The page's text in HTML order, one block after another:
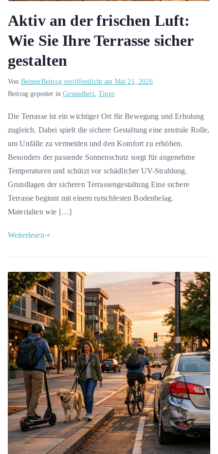
Aktiv an der frischen Luft:
Wie Sie Ihre Terrasse sicher
gestalten
Von BeimerBeitrag veröffentlicht am Mai 21, 2026
Beitrag gepostet inGesundheit,Tipps
Die Terrasse ist ein wichtiger Ort für Bewegung und Erholung
zugleich. Dabei spielt die sichere Gestaltung eine zentrale Rolle,
um Unfälle zu vermeiden und den Komfort zu erhöhen.
Besonders der passende Sonnenschutz sorgt für angenehme
Temperaturen und schützt vor schädlicher UV-Strahlung.
Grundlagen der sicheren Terrassengestaltung Eine sichere
Terrasse beginnt mit einem rutschfesten Bodenbelag.
Materialien wie […]
Weiterlesen